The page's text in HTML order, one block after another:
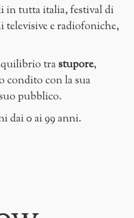
in tutta italia, festival di
televisive e radiofoniche,
trastupore,
condito con la sua
pubblico.
dai 0 ai 99 anni.